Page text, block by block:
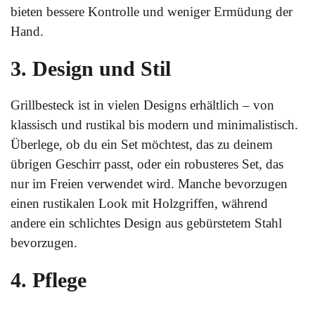
bieten bessere Kontrolle und weniger Ermüdung der
Hand.
3. Design und Stil
Grillbesteck ist in vielen Designs erhältlich – von
klassisch und rustikal bis modern und minimalistisch.
Überlege, ob du ein Set möchtest, das zu deinem
übrigen Geschirr passt, oder ein robusteres Set, das
nur im Freien verwendet wird. Manche bevorzugen
einen rustikalen Look mit Holzgriffen, während
andere ein schlichtes Design aus gebürstetem Stahl
bevorzugen.
4. Pflege